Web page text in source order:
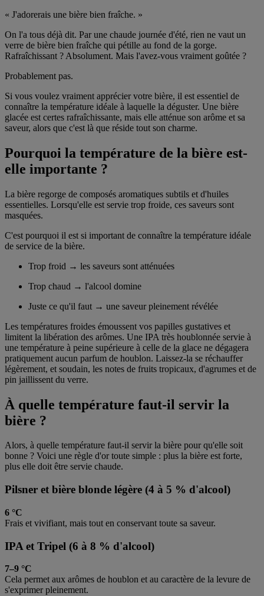
« J'adorerais une bière bien fraîche. »
On l'a tous déjà dit. Par une chaude journée d'été, rien ne vaut un
verre de bière bien fraîche qui pétille au fond de la gorge.
Rafraîchissant ? Absolument. Mais l'avez-vous vraiment goûtée ?
Probablement pas.
Si vous voulez vraiment apprécier votre bière, il est essentiel de
connaître la température idéale à laquelle la déguster. Une bière
glacée est certes rafraîchissante, mais elle atténue son arôme et sa
saveur, alors que c'est là que réside tout son charme.
Pourquoi la température de la bière est-
elle importante ?
La bière regorge de composés aromatiques subtils et d'huiles
essentielles. Lorsqu'elle est servie trop froide, ces saveurs sont
masquées.
C'est pourquoi il est si important de connaître la température idéale
de service de la bière.
Trop froid → les saveurs sont atténuées
Trop chaud → l'alcool domine
Juste ce qu'il faut → une saveur pleinement révélée
Les températures froides émoussent vos papilles gustatives et
limitent la libération des arômes. Une IPA très houblonnée servie à
une température à peine supérieure à celle de la glace ne dégagera
pratiquement aucun parfum de houblon. Laissez-la se réchauffer
légèrement, et soudain, les notes de fruits tropicaux, d'agrumes et de
pin jaillissent du verre.
À quelle température faut-il servir la
bière ?
Alors, à quelle température faut-il servir la bière pour qu'elle soit
bonne ? Voici une règle d'or toute simple : plus la bière est forte,
plus elle doit être servie chaude.
Pilsner et bière blonde légère (4 à 5 % d'alcool)
6 °C
Frais et vivifiant, mais tout en conservant toute sa saveur.
IPA et Tripel (6 à 8 % d'alcool)
7–9 °C
Cela permet aux arômes de houblon et au caractère de la levure de
s'exprimer pleinement.